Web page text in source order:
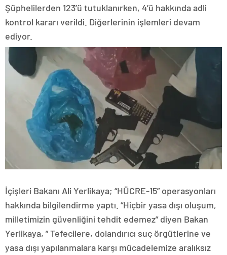
Şüphelilerden 123’ü tutuklanırken, 4’ü hakkında adli
kontrol kararı verildi. Diğerlerinin işlemleri devam
ediyor.
İçişleri Bakanı Ali Yerlikaya; “HÜCRE-15” operasyonları
hakkında bilgilendirme yaptı. “Hiçbir yasa dışı oluşum,
milletimizin güvenliğini tehdit edemez” diyen Bakan
Yerlikaya, ” Tefecilere, dolandırıcı suç örgütlerine ve
yasa dışı yapılanmalara karşı mücadelemize aralıksız